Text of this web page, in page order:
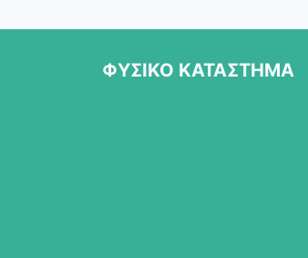
ΦΥΣΙΚΟ ΚΑΤΑΣΤΗΜΑ